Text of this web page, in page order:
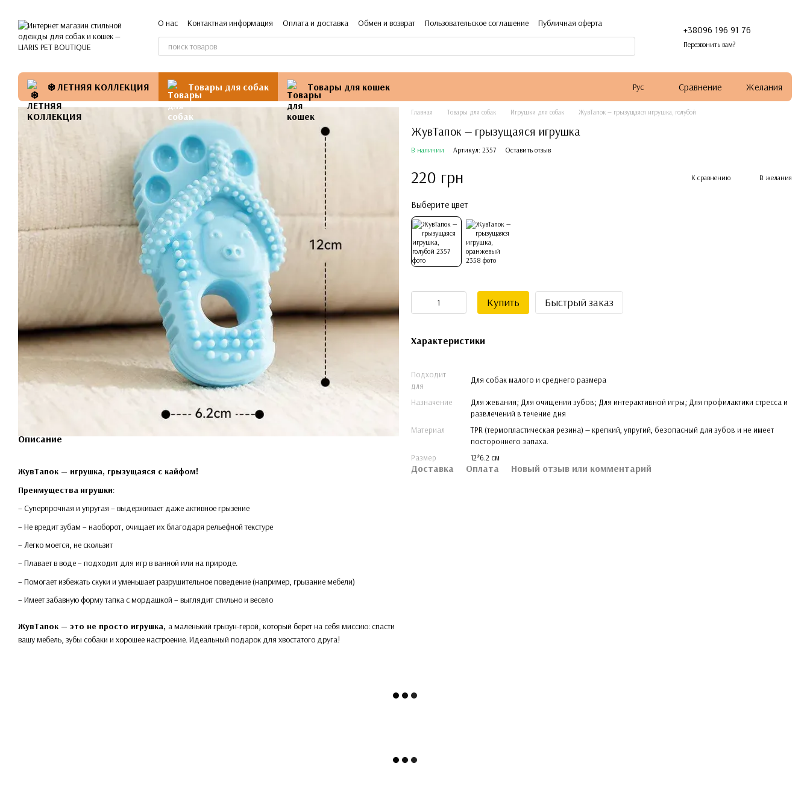
О нас
Контактная информация Оплата и доставка Обмен и возврат Пользовательское соглашение Публичная оферта
+38096 196 91 76
Перезвонить вам?
❄️ ЛЕТНЯЯ КОЛЛЕКЦИЯ Товары для собак Товары для кошек Рус Сравнение Желания
Описание
ЖувТапок — игрушка, грызущаяся с кайфом!
Преимущества игрушки:
– Суперпрочная и упругая – выдерживает даже активное грызение
– Не вредит зубам – наоборот, очищает их благодаря рельефной текстуре
– Легко моется, не скользит
– Плавает в воде – подходит для игр в ванной или на природе.
– Помогает избежать скуки и уменьшает разрушительное поведение (например, грызание мебели)
– Имеет забавную форму тапка с мордашкой – выглядит стильно и весело
ЖувТапок — это не просто игрушка, а маленький грызун-герой, который берет на себя миссию: спасти
вашу мебель, зубы собаки и хорошее настроение. Идеальный подарок для хвостатого друга!
Главная Товары для собак Игрушки для собак ЖувТапок — грызущаяся игрушка, голубой
ЖувТапок — грызущаяся игрушка
В наличии Артикул: 2357 Оставить отзыв
220 грн К сравнению В желания
Выберите цвет
Купить Быстрый заказ
Характеристики
Подходит
для
Для собак малого и среднего размера
Назначение
Для жевания; Для очищения зубов; Для интерактивной игры; Для профилактики стресса и
развлечений в течение дня
Материал
TPR (термопластическая резина) — крепкий, упругий, безопасный для зубов и не имеет
постороннего запаха.
Размер
12*6.2 см
Доставка Оплата Новый отзыв или комментарий